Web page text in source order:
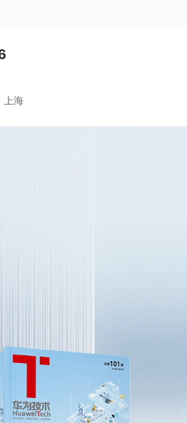
上海